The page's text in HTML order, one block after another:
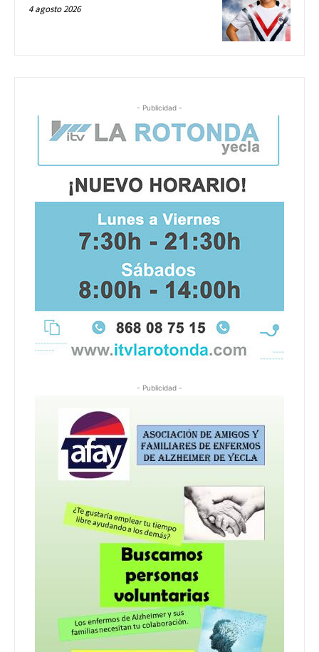
4 agosto 2026
- Publicidad -
- Publicidad -